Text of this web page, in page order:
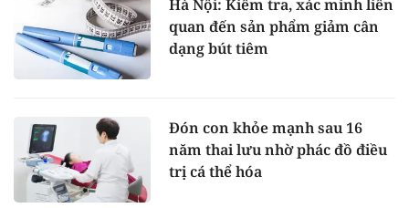
Hà Nội: Kiểm tra, xác minh liên
quan đến sản phẩm giảm cân
dạng bút tiêm
Đón con khỏe mạnh sau 16
năm thai lưu nhờ phác đồ điều
trị cá thể hóa